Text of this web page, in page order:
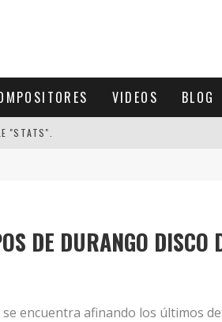
VIDEOS BLOG
"STATS".
DE DURANGO DISCO
se encuentra afinando los últimos